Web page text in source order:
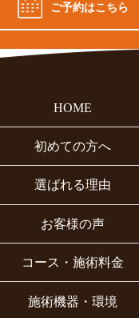
ご予約はこちら
HOME
初めての方へ
選ばれる理由
お客様の声
コース・施術料金
施術機器・環境